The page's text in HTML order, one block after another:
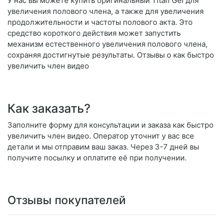
увеличения полового члена, а также для увеличения
продолжительности и частоты полового акта. Это
средство короткого действия может запустить
механизм естественного увеличения полового члена,
сохраняя достигнутые результаты. Отзывы о как быстро
увеличить член видео
Как заказать?
Заполните форму для консультации и заказа как быстро
увеличить член видео. Оператор уточнит у вас все
детали и мы отправим ваш заказ. Через 3-7 дней вы
получите посылку и оплатите её при получении.
Отзывы покупателей